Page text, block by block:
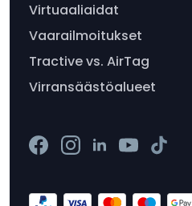
Virtuaaliaidat
Vaarailmoitukset
Tractive vs. AirTag
Virransäästöalueet